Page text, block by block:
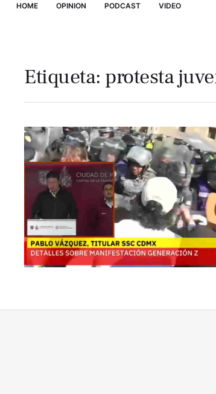
HOME OPINION PODCAST VIDEO
Etiqueta: protesta